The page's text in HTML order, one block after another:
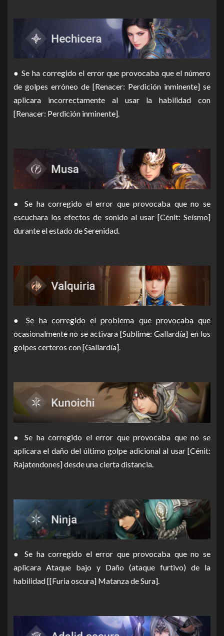
● Se ha corregido el error que provocaba que el número
de golpes erróneo de [Renacer: Perdición inminente] se
aplicara incorrectamente al usar la habilidad con
[Renacer: Perdición inminente].
● Se ha corregido el error que provocaba que no se
escuchara los efectos de sonido al usar [Cénit: Seísmo]
durante el estado de Serenidad.
● Se ha corregido el problema que provocaba que
ocasionalmente no se activara [Sublime: Gallardía] en los
golpes certeros con [Gallardía].
● Se ha corregido el error que provocaba que no se
aplicara el daño del último golpe adicional al usar [Cénit:
Rajatendones] desde una cierta distancia.
● Se ha corregido el error que provocaba que no se
aplicara Ataque bajo y Daño (ataque furtivo) de la
habilidad [[Furia oscura] Matanza de Sura].